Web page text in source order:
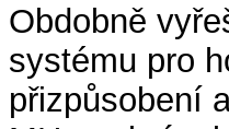
Obdobně
systému pro
přizpůsobení